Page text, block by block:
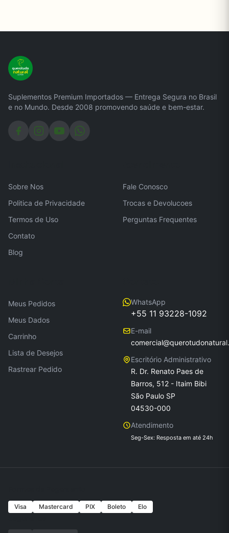
Suplementos Premium Importados — Entrega Segura no Brasil
e no Mundo. Desde 2008 promovendo saúde e bem-estar.
Sobre Nos
Politica de Privacidade
Termos de Uso
Contato
Blog
Fale Conosco
Trocas e Devolucoes
Perguntas Frequentes
Meus Pedidos
Meus Dados
Carrinho
Lista de Desejos
Rastrear Pedido
WhatsApp
+55 11 93228-1092
E-mail
Escritório Administrativo
R. Dr. Renato Paes de
Barros, 512 - Itaim Bibi
São Paulo SP
04530-000
Atendimento
Seg-Sex: Resposta em até 24h
Visa Mastercard PIX Boleto Elo